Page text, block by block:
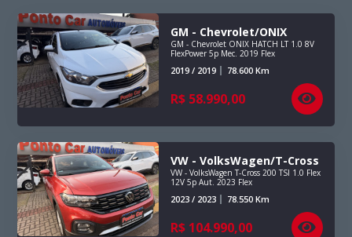
Quilometragem Máxima
GM - Chevrolet/ONIX
GM - Chevrolet ONIX HATCH LT 1.0 8V
FlexPower 5p Mec. 2019 Flex
2019 / 2019 78.600 Km
R$ 58.990,00
VW - VolksWagen/T-Cross
VW - VolksWagen T-Cross 200 TSI 1.0 Flex
12V 5p Aut. 2023 Flex
2023 / 2023 78.550 Km
R$ 104.990,00